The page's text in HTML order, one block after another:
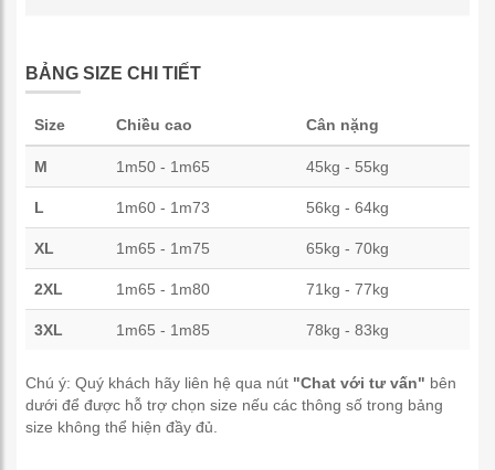
BẢNG SIZE CHI TIẾT
Size Chiều cao Cân nặng
M 1m50 - 1m65 45kg - 55kg
L 1m60 - 1m73 56kg - 64kg
XL 1m65 - 1m75 65kg - 70kg
2XL 1m65 - 1m80 71kg - 77kg
3XL 1m65 - 1m85 78kg - 83kg
Chú ý: Quý khách hãy liên hệ qua nút "Chat với tư vấn" bên
dưới để được hỗ trợ chọn size nếu các thông số trong bảng
size không thể hiện đầy đủ.